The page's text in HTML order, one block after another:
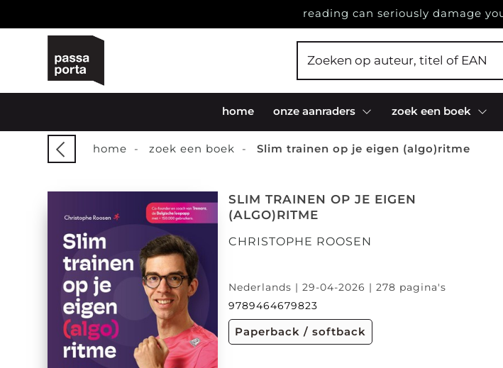
reading can seriously damage
home onze aanraders zoek een boek
home - zoek een boek - Slim trainen op je eigen (algo)ritme
SLIM TRAINEN OP JE EIGEN
(ALGO)RITME
CHRISTOPHE ROOSEN
Nederlands | 29-04-2026 | 278 pagina's
9789464679823
Paperback / softback